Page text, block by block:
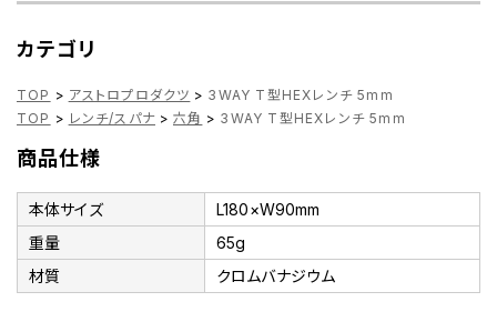
カテゴリ
TOP > アストロプロダクツ > 3WAY T型HEXレンチ 5mm
TOP > レンチ/スパナ > 六角 > 3WAY T型HEXレンチ 5mm
商品仕様
本体サイズ
L180×W90mm
重量
65g
材質
クロムバナジウム